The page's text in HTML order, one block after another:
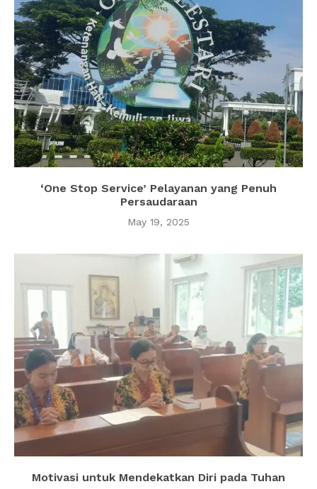
‘One Stop Service’ Pelayanan yang Penuh
Persaudaraan
May 19, 2025
Motivasi untuk Mendekatkan Diri pada Tuhan